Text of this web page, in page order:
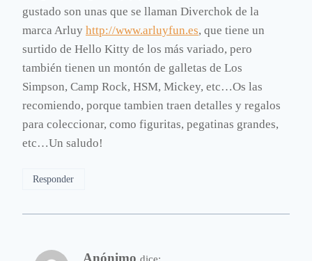
gustado son unas que se llaman Diverchok de la
marca Arluy http://www.arluyfun.es, que tiene un
surtido de Hello Kitty de los más variado, pero
también tienen un montón de galletas de Los
Simpson, Camp Rock, HSM, Mickey, etc…Os las
recomiendo, porque tambien traen detalles y regalos
para coleccionar, como figuritas, pegatinas grandes,
etc…Un saludo!
Responder
Anónimo dice: